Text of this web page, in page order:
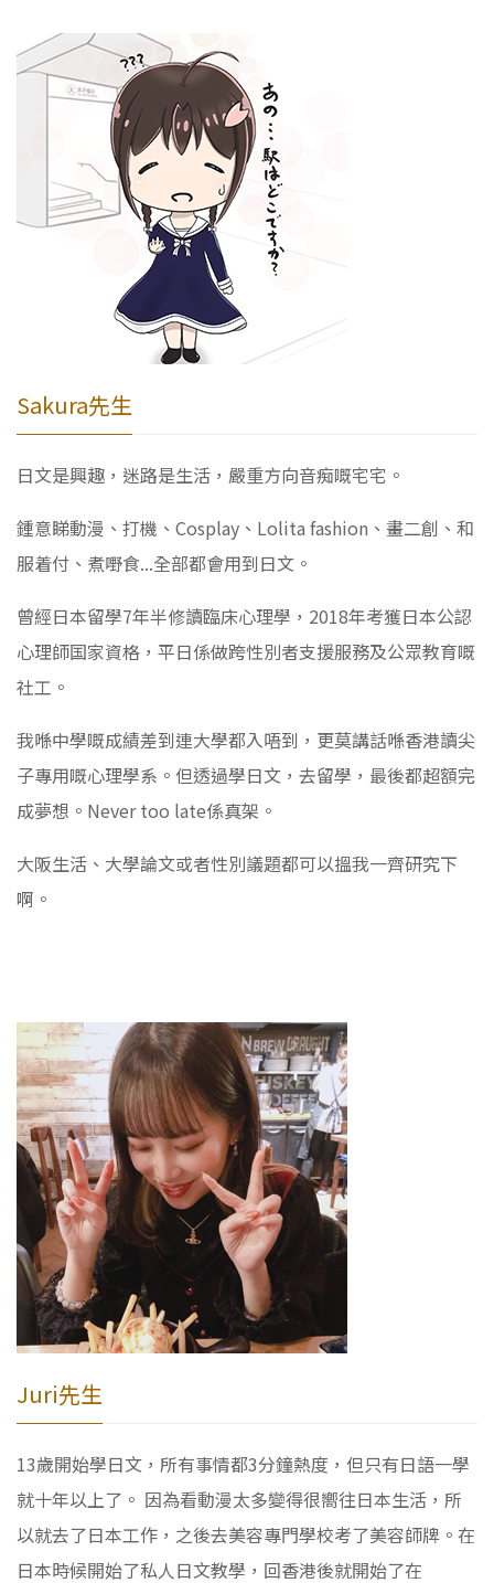
Sakura先生
日文是興趣，迷路是生活，嚴重方向音痴嘅宅宅。
鍾意睇動漫、打機、Cosplay、Lolita fashion、畫二創、和
服着付、煮嘢食...全部都會用到日文。
曾經日本留學7年半修讀臨床心理學，2018年考獲日本公認
心理師国家資格，平日係做跨性別者支援服務及公眾教育嘅
社工。
我喺中學嘅成績差到連大學都入唔到，更莫講話喺香港讀尖
子專用嘅心理學系。但透過學日文，去留學，最後都超額完
成夢想。Never too late係真架。
大阪生活、大學論文或者性別議題都可以搵我一齊研究下
啊。
Juri先生
13歲開始學日文，所有事情都3分鐘熱度，但只有日語一學
就十年以上了。 因為看動漫太多變得很嚮往日本生活，所
以就去了日本工作，之後去美容專門學校考了美容師牌。在
日本時候開始了私人日文教學，回香港後就開始了在